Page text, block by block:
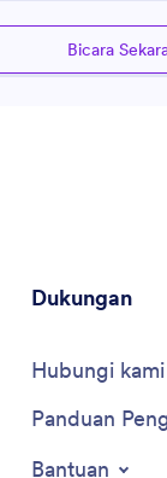
memperbaiki
asisten ini
lanskap
Bicara
Dukungan
Hubungi kami
Panduan
Bantuan